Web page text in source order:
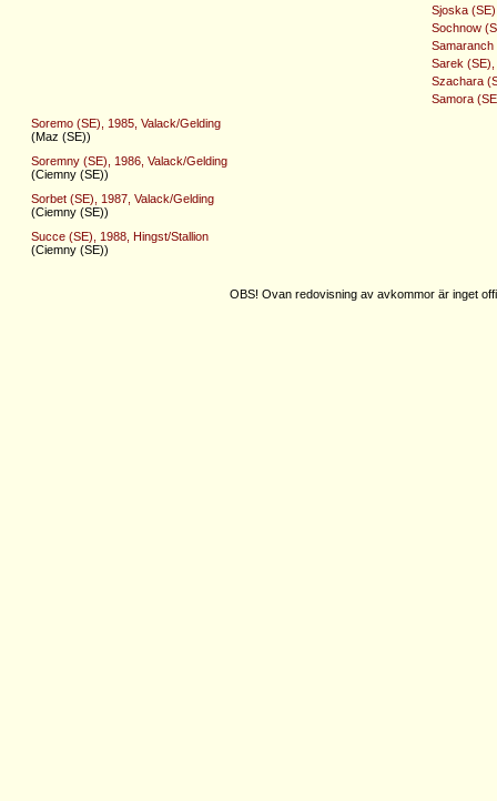
Sjoska
Sochnow
Samaranch
Sarek (SE),
Szachara
Samora
Soremo (SE), 1985, Valack/Gelding
(Maz (SE))
Soremny (SE), 1986, Valack/Gelding
(Ciemny (SE))
Sorbet (SE), 1987, Valack/Gelding
(Ciemny (SE))
Succe (SE), 1988, Hingst/Stallion
(Ciemny (SE))
OBS! Ovan redovisning av avkommor är inget